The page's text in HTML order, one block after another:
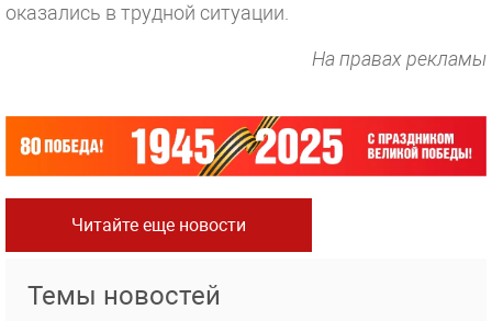
оказались в трудной ситуации.
На правах рекламы
Читайте еще новости
Темы новостей